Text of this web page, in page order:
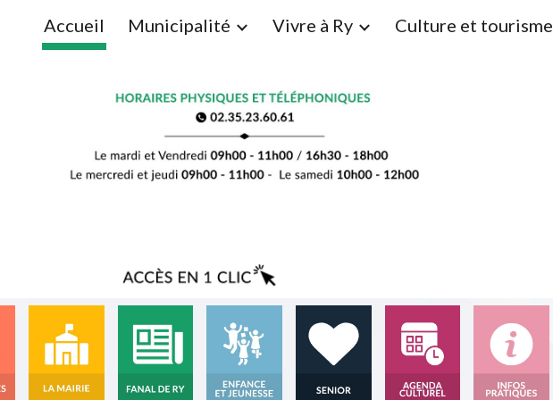
to main content Skip to navigation
Accueil Municipalité Vivre à Ry Culture et tourisme